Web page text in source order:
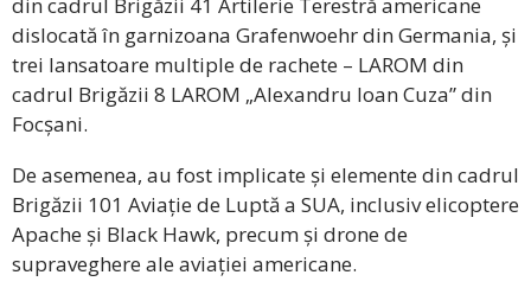
din cadrul Brigăzii 41 Artilerie Terestră americane
dislocată în garnizoana Grafenwoehr din Germania, și
trei lansatoare multiple de rachete – LAROM din
cadrul Brigăzii 8 LAROM „Alexandru Ioan Cuza” din
Focșani.
De asemenea, au fost implicate și elemente din cadrul
Brigăzii 101 Aviație de Luptă a SUA, inclusiv elicoptere
Apache și Black Hawk, precum și drone de
supraveghere ale aviației americane.